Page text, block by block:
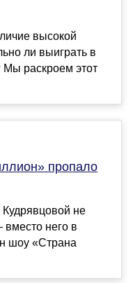
высокой
ли выиграть в
Мы раскроем этот
пропало
не
него в
шоу «Страна